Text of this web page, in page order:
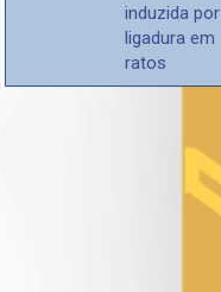
induzida por
ligadura em
ratos